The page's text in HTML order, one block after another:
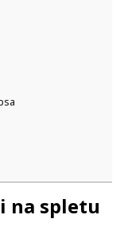
na spletu